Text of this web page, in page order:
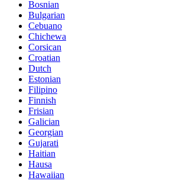
Bosnian
Bulgarian
Cebuano
Chichewa
Corsican
Croatian
Dutch
Estonian
Filipino
Finnish
Frisian
Galician
Georgian
Gujarati
Haitian
Hausa
Hawaiian